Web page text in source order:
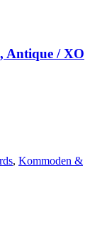
Antique / XO
, Kommoden &